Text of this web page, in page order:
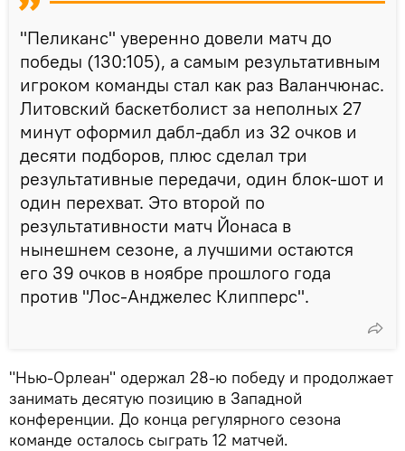
"Пеликанс" уверенно довели матч до
победы (130:105), а самым результативным
игроком команды стал как раз Валанчюнас.
Литовский баскетболист за неполных 27
минут оформил дабл-дабл из 32 очков и
десяти подборов, плюс сделал три
результативные передачи, один блок-шот и
один перехват. Это второй по
результативности матч Йонаса в
нынешнем сезоне, а лучшими остаются
его 39 очков в ноябре прошлого года
против "Лос-Анджелес Клипперс".
"Нью-Орлеан" одержал 28-ю победу и продолжает
занимать десятую позицию в Западной
конференции. До конца регулярного сезона
команде осталось сыграть 12 матчей.